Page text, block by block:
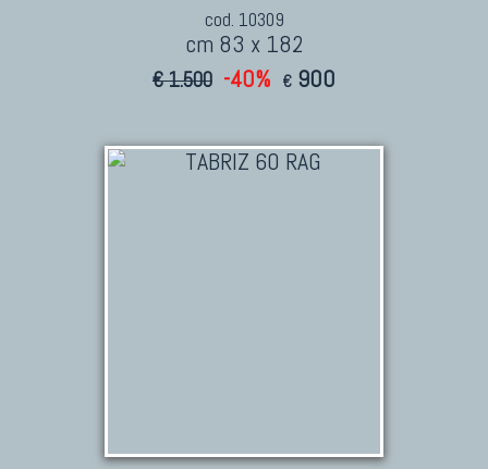
cod. 10309
cm 83 x 182
€ 1.500 -40% € 900